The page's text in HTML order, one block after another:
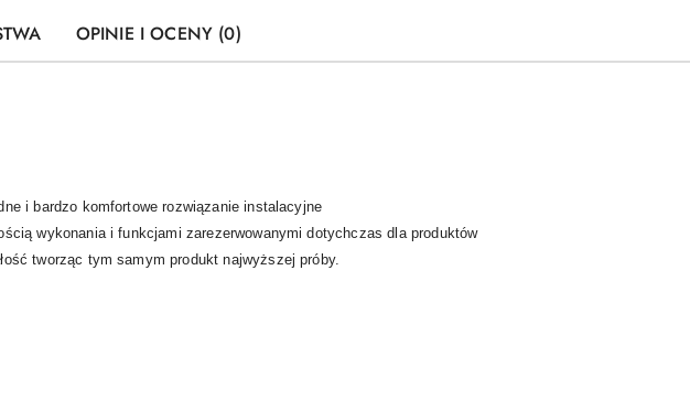
OPINIE I OCENY (0)
i bardzo komfortowe rozwiązanie instalacyjne
wykonania i funkcjami zarezerwowanymi dotychczas dla produktów
tworząc tym samym produkt najwyższej próby.